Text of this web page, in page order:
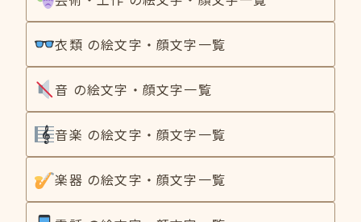
衣類 の絵文字・顔文字一覧
音 の絵文字・顔文字一覧
音楽 の絵文字・顔文字一覧
楽器 の絵文字・顔文字一覧